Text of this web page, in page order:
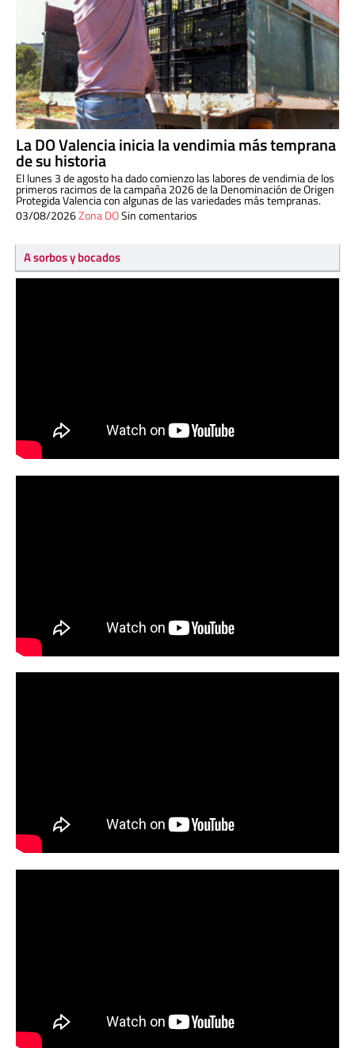
La DO Valencia inicia la vendimia más temprana
de su historia
El lunes 3 de agosto ha dado comienzo las labores de vendimia de los
primeros racimos de la campaña 2026 de la Denominación de Origen
Protegida Valencia con algunas de las variedades más tempranas.
03/08/2026Zona DOSin comentarios
A sorbos y bocados